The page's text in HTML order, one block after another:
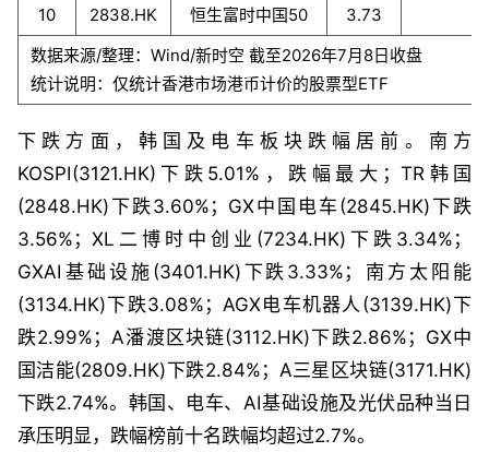
10 2838.HK 恒生富时中国50 3.73
数据来源/整理：Wind/新时空 截至2026年7月8日收盘
统计说明：仅统计香港市场港币计价的股票型ETF
下跌方面，韩国及电车板块跌幅居前。南方
KOSPI(3121.HK)下跌5.01%，跌幅最大；TR韩国
(2848.HK)下跌3.60%；GX中国电车(2845.HK)下跌
3.56%；XL二博时中创业(7234.HK)下跌3.34%；
GXAI基础设施(3401.HK)下跌3.33%；南方太阳能
(3134.HK)下跌3.08%；AGX电车机器人(3139.HK)下
跌2.99%；A潘渡区块链(3112.HK)下跌2.86%；GX中
国洁能(2809.HK)下跌2.84%；A三星区块链(3171.HK)
下跌2.74%。韩国、电车、AI基础设施及光伏品种当日
承压明显，跌幅榜前十名跌幅均超过2.7%。